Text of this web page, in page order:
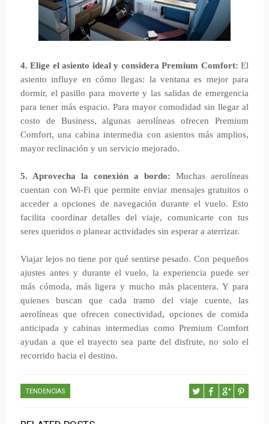
4. Elige el asiento ideal y considera Premium Comfort: El
asiento influye en cómo llegas: la ventana es mejor para
dormir, el pasillo para moverte y las salidas de emergencia
para tener más espacio. Para mayor comodidad sin llegar al
costo de Business, algunas aerolíneas ofrecen Premium
Comfort, una cabina intermedia con asientos más amplios,
mayor reclinación y un servicio mejorado.
5. Aprovecha la conexión a bordo: Muchas aerolíneas
cuentan con Wi-Fi que permite enviar mensajes gratuitos o
acceder a opciones de navegación durante el vuelo. Esto
facilita coordinar detalles del viaje, comunicarte con tus
seres queridos o planear actividades sin esperar a aterrizar.
Viajar lejos no tiene por qué sentirse pesado. Con pequeños
ajustes antes y durante el vuelo, la experiencia puede ser
más cómoda, más ligera y mucho más placentera. Y para
quienes buscan que cada tramo del viaje cuente, las
aerolíneas que ofrecen conectividad, opciones de comida
anticipada y cabinas intermedias como Premium Comfort
ayudan a que el trayecto sea parte del disfrute, no solo el
recorrido hacia el destino.
TENDENCIAS